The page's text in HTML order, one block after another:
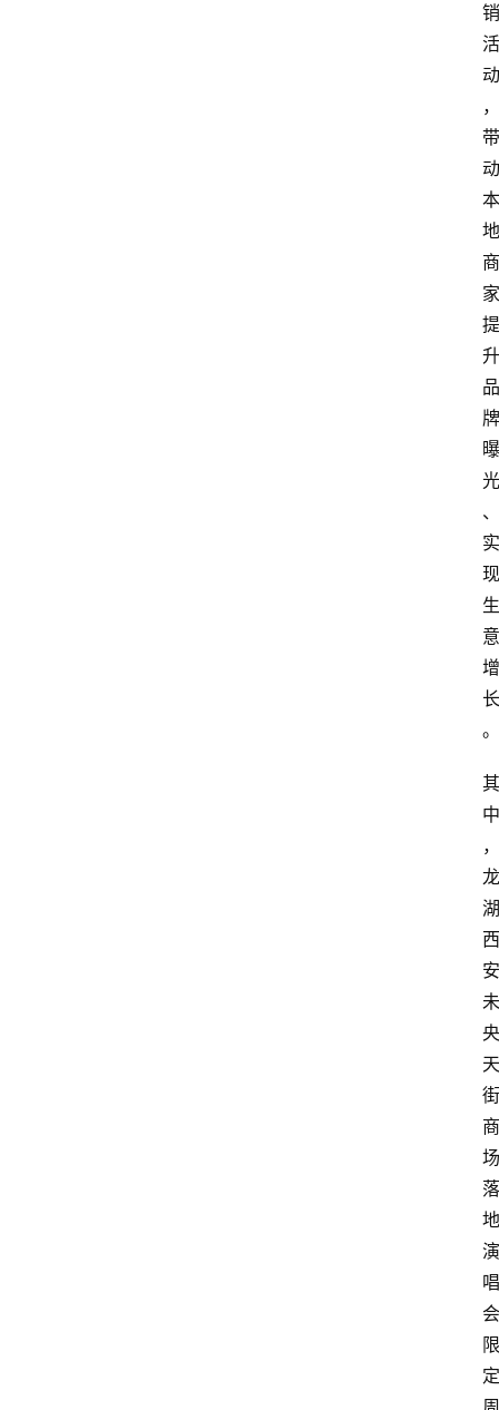
销
活
动
，
带
动
本
地
商
家
提
升
品
牌
曝
光
、
实
现
生
意
增
长
。
其
中
，
龙
湖
西
安
未
央
天
街
商
场
落
地
演
唱
会
限
定